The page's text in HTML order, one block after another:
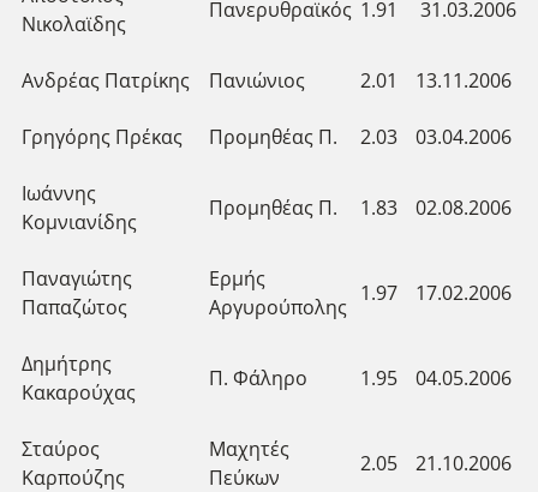
Νικολαϊδης
Πανερυθραϊκός 1.91 31.03.2006
Ανδρέας Πατρίκης Πανιώνιος 2.01 13.11.2006
Γρηγόρης Πρέκας Προμηθέας Π. 2.03 03.04.2006
Ιωάννης
Κομνιανίδης
Προμηθέας Π. 1.83 02.08.2006
Παναγιώτης
Παπαζώτος
Ερμής
Αργυρούπολης
1.97 17.02.2006
Δημήτρης
Κακαρούχας
Π. Φάληρο 1.95 04.05.2006
Σταύρος
Καρπούζης
Μαχητές
Πεύκων
2.05 21.10.2006